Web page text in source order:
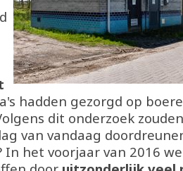
hadden gezorgd op
dit onderzoek
van vandaag
In het voorjaar van 2016